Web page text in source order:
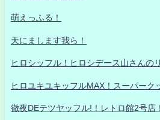
萌えっふる！
天にまします我ら！
ヒロシッフル！ヒロシデース山さんの
ヒロユキユキッフルMAX！スーパーク
徹夜DEテツヤッフル!！レトロ館2号店！